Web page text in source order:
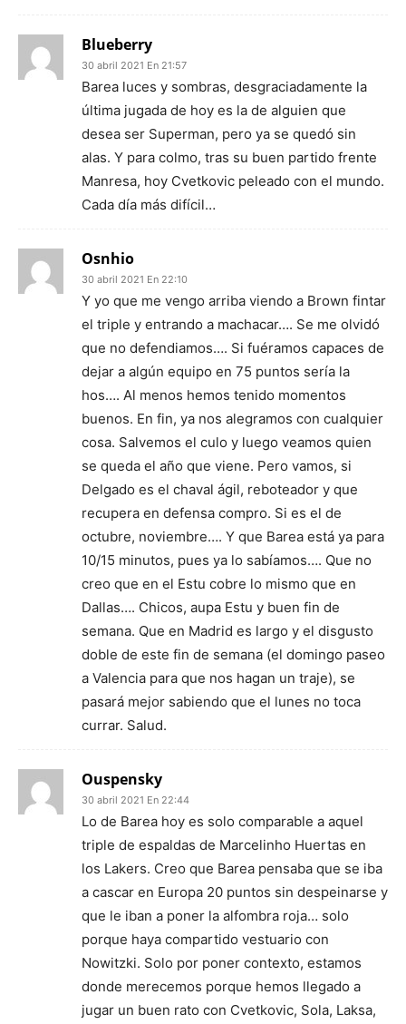
Blueberry
30 abril 2021 En 21:57
Barea luces y sombras, desgraciadamente la
última jugada de hoy es la de alguien que
desea ser Superman, pero ya se quedó sin
alas. Y para colmo, tras su buen partido frente
Manresa, hoy Cvetkovic peleado con el mundo.
Cada día más difícil…
Osnhio
30 abril 2021 En 22:10
Y yo que me vengo arriba viendo a Brown fintar
el triple y entrando a machacar…. Se me olvidó
que no defendiamos…. Si fuéramos capaces de
dejar a algún equipo en 75 puntos sería la
hos…. Al menos hemos tenido momentos
buenos. En fin, ya nos alegramos con cualquier
cosa. Salvemos el culo y luego veamos quien
se queda el año que viene. Pero vamos, si
Delgado es el chaval ágil, reboteador y que
recupera en defensa compro. Si es el de
octubre, noviembre…. Y que Barea está ya para
10/15 minutos, pues ya lo sabíamos…. Que no
creo que en el Estu cobre lo mismo que en
Dallas…. Chicos, aupa Estu y buen fin de
semana. Que en Madrid es largo y el disgusto
doble de este fin de semana (el domingo paseo
a Valencia para que nos hagan un traje), se
pasará mejor sabiendo que el lunes no toca
currar. Salud.
Ouspensky
30 abril 2021 En 22:44
Lo de Barea hoy es solo comparable a aquel
triple de espaldas de Marcelinho Huertas en
los Lakers. Creo que Barea pensaba que se iba
a cascar en Europa 20 puntos sin despeinarse y
que le iban a poner la alfombra roja… solo
porque haya compartido vestuario con
Nowitzki. Solo por poner contexto, estamos
donde merecemos porque hemos llegado a
jugar un buen rato con Cvetkovic, Sola, Laksa,